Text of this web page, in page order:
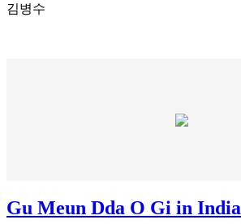
김병수
Gu Meun Dda O Gi in India